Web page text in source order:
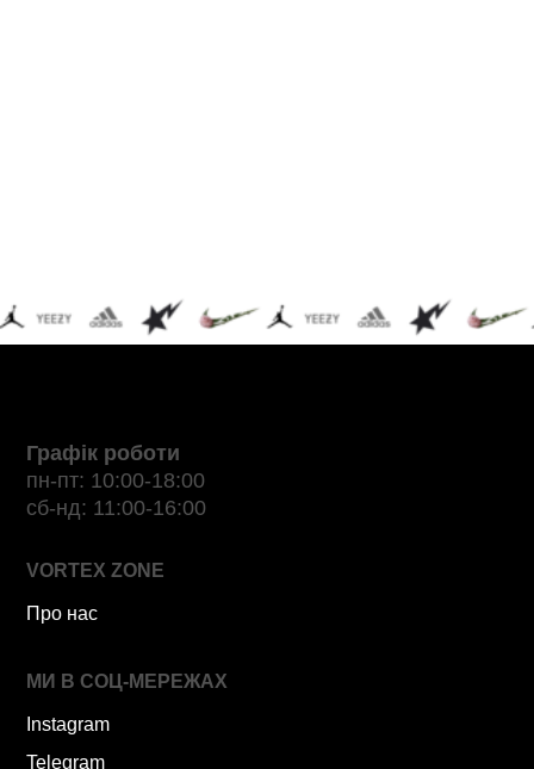
Графік роботи
пн-пт: 10:00-18:00
сб-нд: 11:00-16:00
VORTEX ZONE
Про нас
МИ В СОЦ-МЕРЕЖАХ
Instagram
Telegram